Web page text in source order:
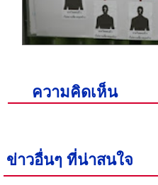
ความคิดเห็น
ข่าวอื่นๆ ที่น่าสนใจ